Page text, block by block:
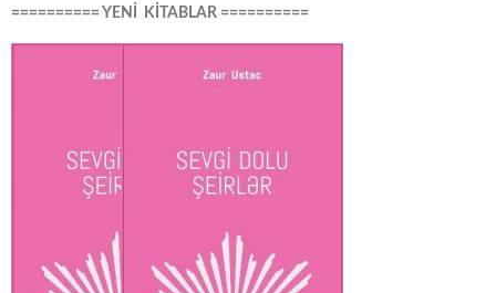
========== YENİ KİTABLAR ==========